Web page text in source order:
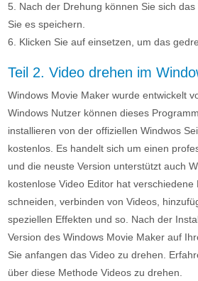
5. Nach der Drehung können Sie sich
Sie es speichern.
6. Klicken Sie auf einsetzen, um das
Teil 2. Video drehen im
Windows Movie Maker wurde entwickelt
Windows Nutzer können dieses
installieren von der offiziellen Windwos
kostenlos. Es handelt sich um einen
und die neuste Version unterstützt auch
kostenlose Video Editor hat verschiedene
schneiden, verbinden von Videos,
speziellen Effekten und so. Nach der
Version des Windows Movie Maker auf
Sie anfangen das Video zu drehen.
über diese Methode Videos zu drehen.